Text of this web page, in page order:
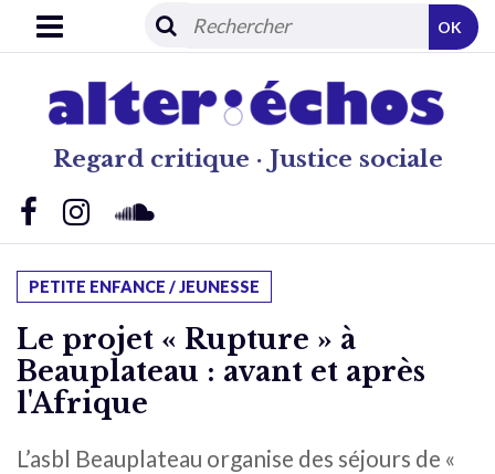
Regard critique · Justice sociale
OK
PETITE ENFANCE / JEUNESSE
Le projet « Rupture » à
Beauplateau : avant et après
l'Afrique
L’asbl Beauplateau organise des séjours de «